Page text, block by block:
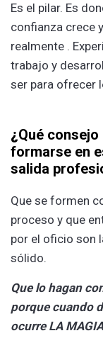
Es el pilar. Es
confianza crece
realmente .
trabajo y
ser para ofrecer
¿Qué
formarse en
salida
Que se formen
proceso y que
por el oficio son
sólido.
Que lo hagan
porque cuando
ocurre LA